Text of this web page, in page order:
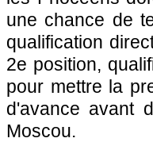
une chance de
qualification
2e position,
pour mettre la
d'avance avant
Moscou.